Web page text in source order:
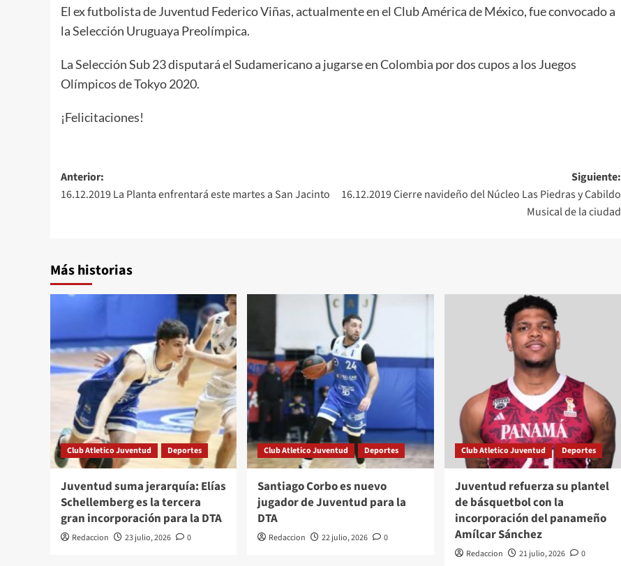
El ex futbolista de Juventud Federico Viñas, actualmente en el Club América de México, fue convocado a
la Selección Uruguaya Preolímpica.
La Selección Sub 23 disputará el Sudamericano a jugarse en Colombia por dos cupos a los Juegos
Olímpicos de Tokyo 2020.
¡Felicitaciones!
Navegación
de
Anterior:
16.12.2019 La Planta enfrentará este martes a San Jacinto
Siguiente:
16.12.2019 Cierre navideño del Núcleo Las Piedras y Cabildo
Musical de la ciudad
Más historias
Club Atletico Juventud Deportes
Juventud suma jerarquía: Elías
Schellemberg es la tercera
gran incorporación para la DTA
Redaccion 23 julio, 2026 0
Club Atletico Juventud Deportes
Santiago Corbo es nuevo
jugador de Juventud para la
DTA
Redaccion 22 julio, 2026 0
Club Atletico Juventud Deportes
Juventud refuerza su plantel
de básquetbol con la
incorporación del panameño
Amílcar Sánchez
Redaccion 21 julio, 2026 0